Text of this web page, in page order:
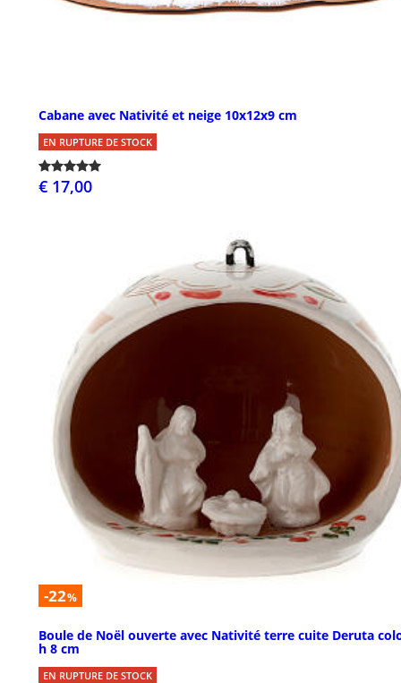
Cabane avec Nativité et neige 10x12x9 cm
EN RUPTURE DE STOCK
€ 17,00
-22%
Boule de Noël ouverte avec Nativité terre cuite Deruta
h 8 cm
EN RUPTURE DE STOCK